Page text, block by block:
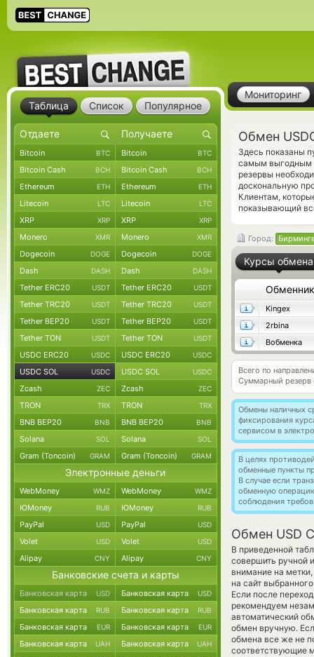
Мониторинг
Обмен
Здесь показаны
самым выгодным
резервы
доскональную
Клиентам,
показывающий
Город:
Курсы обмена
Обменник
Kingex
2rbina
Вобменка
Всего по
Суммарный резерв
Обмены наличных
фиксирования
сервисом в
В целях
обменные пункты
В случае если
обменную
соблюдения
Обмен USD
В приведенной
совершить ручной
внимание на
на сайт
Если после
рекомендуем
автоматический
обмен вручную.
обмена все же не
соответствующие
Таблица Список Популярное
Bitcoin BTC Bitcoin BTC
Bitcoin Cash BCH Bitcoin Cash BCH
Ethereum ETH Ethereum ETH
Litecoin LTC Litecoin LTC
XRP XRP XRP XRP
Monero XMR Monero XMR
Dogecoin DOGE Dogecoin DOGE
Dash DASH Dash DASH
Tether ERC20 USDT Tether ERC20 USDT
Tether TRC20 USDT Tether TRC20 USDT
Tether BEP20 USDT Tether BEP20 USDT
Tether TON USDT Tether TON USDT
USDC ERC20 USDC USDC ERC20 USDC
USDC SOL USDC USDC SOL USDC
Zcash ZEC Zcash ZEC
TRON TRX TRON TRX
BNB BEP20 BNB BNB BEP20 BNB
Solana SOL Solana SOL
Gram (Toncoin) GRAM Gram (Toncoin) GRAM
Электронные деньги
WebMoney WMZ WebMoney WMZ
ЮMoney RUB ЮMoney RUB
PayPal USD PayPal USD
Volet USD Volet USD
Alipay CNY Alipay CNY
Банковские счета и карты
Банковская карта USD Банковская карта USD
Банковская карта RUB Банковская карта RUB
Банковская карта EUR Банковская карта EUR
Банковская карта UAH Банковская карта UAH